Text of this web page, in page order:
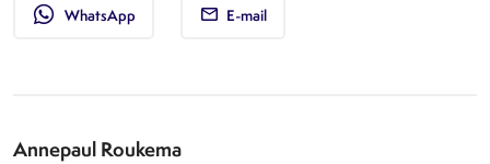
whatsapp WhatsApp E-mail
Annepaul Roukema